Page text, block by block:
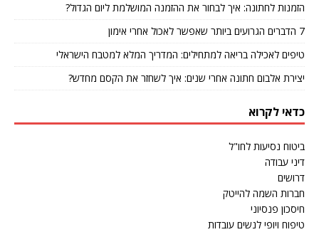
הזמנות לחתונה: איך לבחור את ההזמנה המושלמת ליום הגדול?
7 הדברים הגרועים ביותר שאפשר לאכול אחרי אימון
טיפים לאכילה בריאה למתחילים: המדריך המלא למטבח הישראלי
יצירת אלבום חתונה אחרי שנים: איך לשחזר את הקסם מחדש?
כדאי לקרוא
ביטוח נסיעות לחו"ל
דיני עבודה
דרושים
חברות השמה להייטק
חיסכון פנסיוני
טיפוח ויופי לנשים עובדות